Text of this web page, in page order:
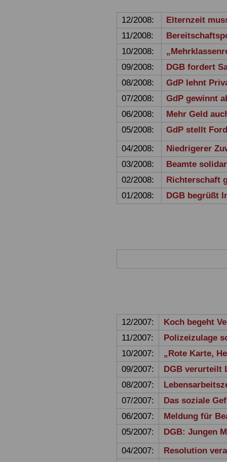
12/2008:
Elternzeit
11/2008:
10/2008:
09/2008:
DGB fordert
08/2008:
GdP lehnt
07/2008:
GdP gewinnt
06/2008:
Mehr Geld
05/2008:
GdP stellt
04/2008:
Niedrigerer
03/2008:
Beamte
02/2008:
Richterschaft
01/2008:
DGB begrüßt
12/2007:
Koch begeht
11/2007:
Polizeizulage
10/2007:
„Rote Karte,
09/2007:
DGB verurteilt
08/2007:
07/2007:
Das soziale
06/2007:
Meldung für
05/2007:
DGB: Jungen
04/2007:
Resolution